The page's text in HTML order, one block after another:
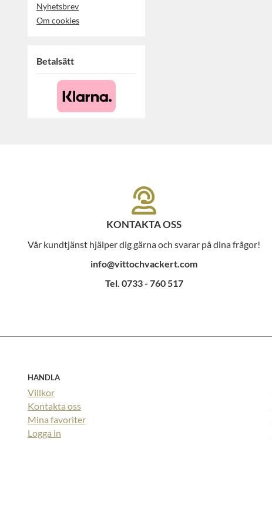
Nyhetsbrev
Om cookies
Betalsätt
KONTAKTA OSS
Vår kundtjänst hjälper dig gärna och svarar på dina frågor!
info@vittochvackert.com
Tel. 0733 - 760 517
HANDLA
Villkor
Kontakta oss
Mina favoriter
Logga in